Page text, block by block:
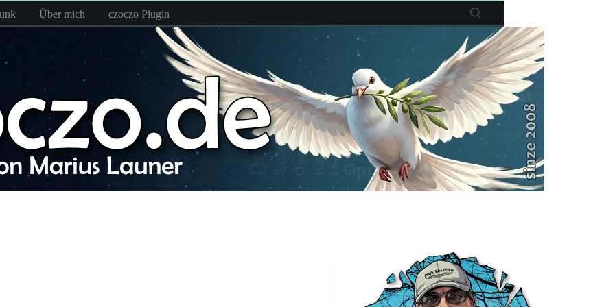
Über mich czoczo Plugin